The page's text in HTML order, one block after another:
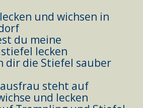
und wichsen in
du meine
lecken
dir die Stiefel sauber
steht auf
und lecken